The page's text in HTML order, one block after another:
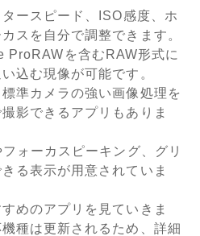
タースピード、ISO感度、ホ
スを自分で調整できます。
ProRAWを含むRAW形式に
込む現像が可能です。
標準カメラの強い画像処理を
影できるアプリもありま
フォーカスピーキング、グリ
る表示が用意されていま
めのアプリを見ていきま
種は更新されるため、詳細